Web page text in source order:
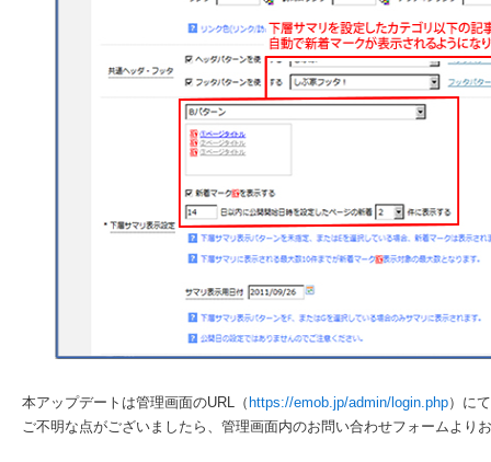
本アップデートは管理画面のURL（https://emob.jp/admin/login.php）に
ご不明な点がございましたら、管理画面内のお問い合わせフォームより